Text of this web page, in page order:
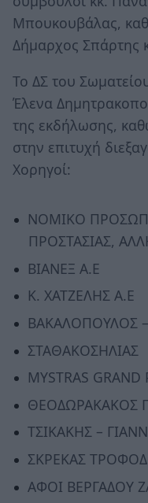
Μπουκουβάλας,
Δήμαρχος Σπάρτης
Το ΔΣ του
Έλενα
της εκδήλωσης,
στην επιτυχή
Χορηγοί:
ΝΟΜΙΚΟ
ΠΡΟΣΤΑΣΙΑΣ,
ΒΙΑΝΕΞ Α.Ε
Κ. ΧΑΤΖΕΛΗΣ Α.Ε
ΒΑΚΑΛΟΠΟΥΛΟΣ
ΣΤΑΘΑΚΟΣΗΛΙΑΣ
MYSTRAS GRAND
ΘΕΟΔΩΡΑΚΑΚΟΣ
ΤΣΙΚΑΚΗΣ –
ΣΚΡΕΚΑΣ
ΑΦΟΙ ΒΕΡΓΑΔΟΥ